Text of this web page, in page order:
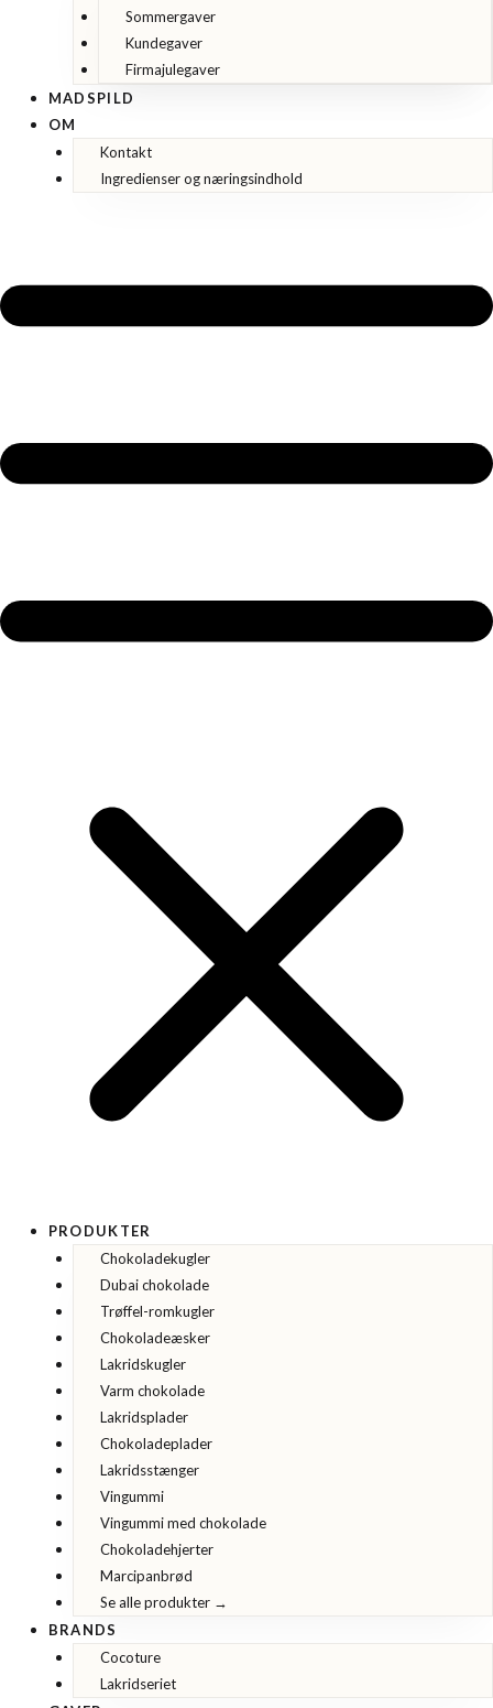
Sommergaver
Kundegaver
Firmajulegaver
MADSPILD
OM
Kontakt
Ingredienser og næringsindhold
PRODUKTER
Chokoladekugler
Dubai chokolade
Trøffel-romkugler
Chokoladeæsker
Lakridskugler
Varm chokolade
Lakridsplader
Chokoladeplader
Lakridsstænger
Vingummi
Vingummi med chokolade
Chokoladehjerter
Marcipanbrød
Se alle produkter →
BRANDS
Cocoture
Lakridseriet